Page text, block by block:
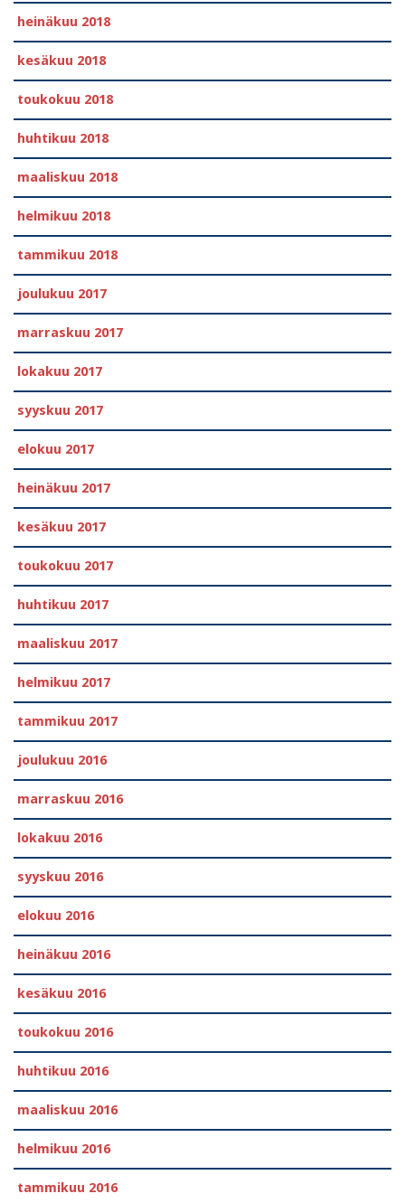
heinäkuu 2018
kesäkuu 2018
toukokuu 2018
huhtikuu 2018
maaliskuu 2018
helmikuu 2018
tammikuu 2018
joulukuu 2017
marraskuu 2017
lokakuu 2017
syyskuu 2017
elokuu 2017
heinäkuu 2017
kesäkuu 2017
toukokuu 2017
huhtikuu 2017
maaliskuu 2017
helmikuu 2017
tammikuu 2017
joulukuu 2016
marraskuu 2016
lokakuu 2016
syyskuu 2016
elokuu 2016
heinäkuu 2016
kesäkuu 2016
toukokuu 2016
huhtikuu 2016
maaliskuu 2016
helmikuu 2016
tammikuu 2016